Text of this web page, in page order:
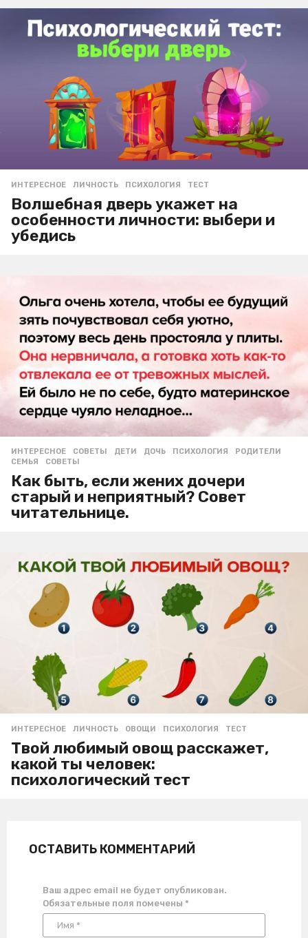
ИНТЕРЕСНОЕ ЛИЧНОСТЬ ,ПСИХОЛОГИЯ ,ТЕСТ
Волшебная дверь укажет на
особенности личности: выбери и
убедись
ИНТЕРЕСНОЕ ,СОВЕТЫ ДЕТИ ,ДОЧЬ ,ПСИХОЛОГИЯ ,РОДИТЕЛИ
СЕМЬЯ
,СОВЕТЫ
Как быть, если жених дочери
старый и неприятный? Совет
читательнице.
ИНТЕРЕСНОЕ ЛИЧНОСТЬ ,ОВОЩИ ,ПСИХОЛОГИЯ ,ТЕСТ
Твой любимый овощ расскажет,
какой ты человек:
психологический тест
ОСТАВИТЬ КОММЕНТАРИЙ
Ваш адрес email не будет опубликован.
Обязательные поля помечены *